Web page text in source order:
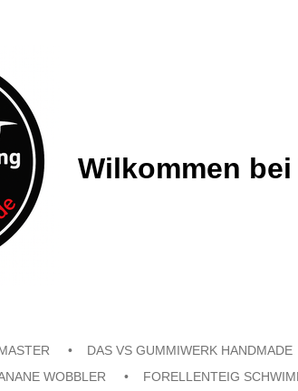
Wilkommen
DAS VS GUMMIWERK HANDMADE
WOBBLER FORELLENTEIG